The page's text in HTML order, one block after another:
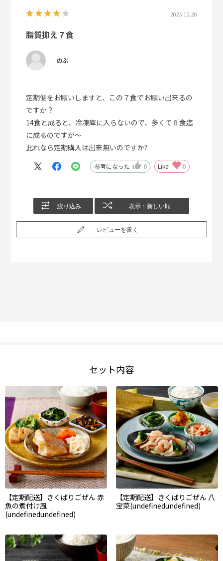
2025.12.20
脂質抑え７食
のぶ
定期便をお願いしますと、この７食でお願い出来るの
ですか？
14食と成ると、冷凍庫に入らないので、多くて８食迄
に成るのですが～
此れなら定期購入は出来無いのですか?
参考になった 0 Like! 0
絞り込み 表示：新しい順
レビューを書く
セット内容
【定期配送】きくばりごぜん 赤
魚の煮付け風
(undefinedundefined)
【定期配送】きくばりごぜん 八
宝菜(undefinedundefined)